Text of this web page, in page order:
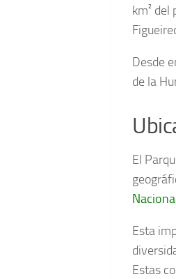
km²
Desde
de la
El
Esta
Estas